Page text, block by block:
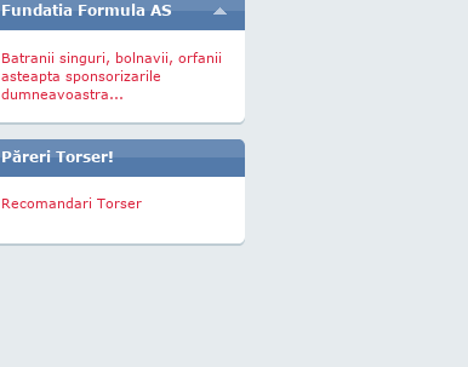
Fundatia Formula AS
Batranii singuri, bolnavii, orfanii
asteapta sponsorizarile
dumneavoastra...
Păreri Torser!
Recomandari Torser